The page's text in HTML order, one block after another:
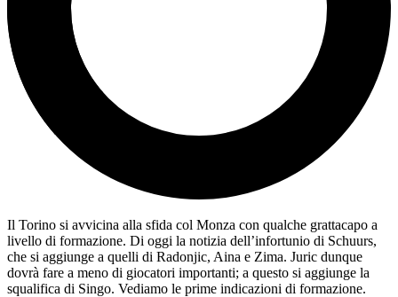
Il Torino si avvicina alla sfida col Monza con qualche grattacapo a
livello di formazione. Di oggi la notizia dell’infortunio di Schuurs,
che si aggiunge a quelli di Radonjic, Aina e Zima. Juric dunque
dovrà fare a meno di giocatori importanti; a questo si aggiunge la
squalifica di Singo. Vediamo le prime indicazioni di formazione.